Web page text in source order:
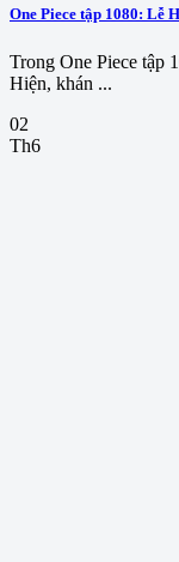
One Piece tập 1080: Lễ
Trong One Piece tập
Hiện, khán ...
02
Th6